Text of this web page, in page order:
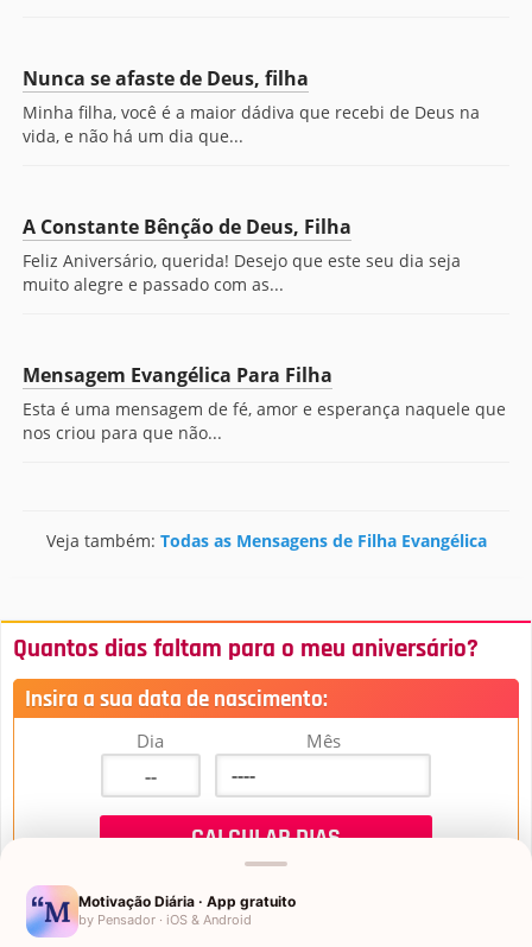
Nunca se afaste de Deus, filha
Minha filha, você é a maior dádiva que recebi de Deus na
vida, e não há um dia que...
A Constante Bênção de Deus, Filha
Feliz Aniversário, querida! Desejo que este seu dia seja
muito alegre e passado com as...
Mensagem Evangélica Para Filha
Esta é uma mensagem de fé, amor e esperança naquele que
nos criou para que não...
Veja também: Todas as Mensagens de Filha Evangélica
Quantos dias faltam para o meu aniversário?
Insira a sua data de nascimento:
Dia Mês
Motivação Diária · App gratuito
by Pensador · iOS & Android